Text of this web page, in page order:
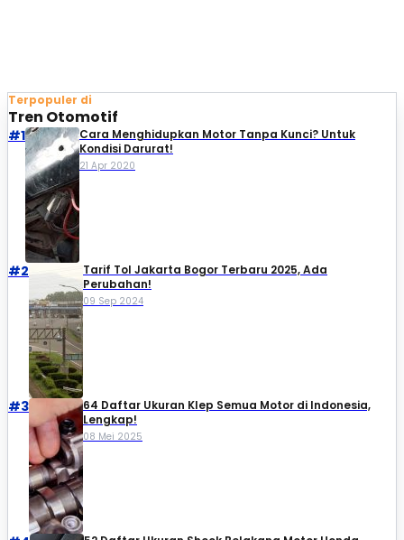
Terpopuler di
Tren Otomotif
#1
Cara Menghidupkan Motor Tanpa Kunci? Untuk
Kondisi Darurat!
21 Apr 2020
#2
Tarif Tol Jakarta Bogor Terbaru 2025, Ada
Perubahan!
09 Sep 2024
#3
64 Daftar Ukuran Klep Semua Motor di Indonesia,
Lengkap!
08 Mei 2025